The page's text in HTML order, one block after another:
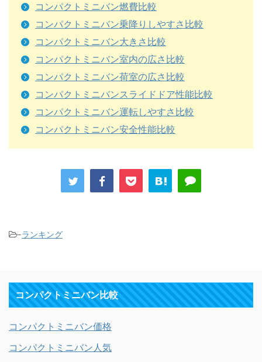
コンパクトミニバン燃費比較
コンパクトミニバン乗降りしやすさ比較
コンパクトミニバン大きさ比較
コンパクトミニバン室内の広さ比較
コンパクトミニバン荷室の広さ比較
コンパクトミニバンスライドドア性能比較
コンパクトミニバン運転しやすさ比較
コンパクトミニバン安全性能比較
-ランキング
コンパクトミニバン比較
コンパクトミニバン価格
コンパクトミニバン人気